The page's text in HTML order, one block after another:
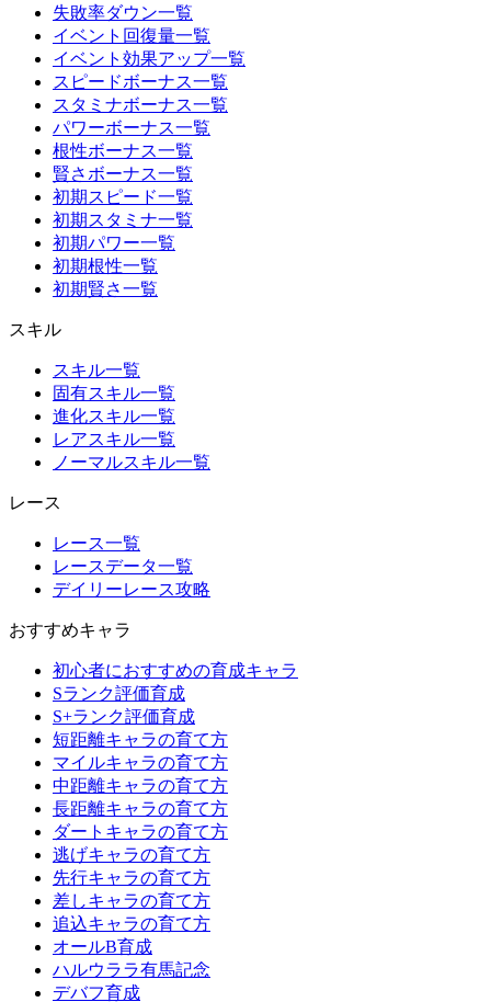
失敗率ダウン一覧
イベント回復量一覧
イベント効果アップ一覧
スピードボーナス一覧
スタミナボーナス一覧
パワーボーナス一覧
根性ボーナス一覧
賢さボーナス一覧
初期スピード一覧
初期スタミナ一覧
初期パワー一覧
初期根性一覧
初期賢さ一覧
スキル
スキル一覧
固有スキル一覧
進化スキル一覧
レアスキル一覧
ノーマルスキル一覧
レース
レース一覧
レースデータ一覧
デイリーレース攻略
おすすめキャラ
初心者におすすめの育成キャラ
Sランク評価育成
S+ランク評価育成
短距離キャラの育て方
マイルキャラの育て方
中距離キャラの育て方
長距離キャラの育て方
ダートキャラの育て方
逃げキャラの育て方
先行キャラの育て方
差しキャラの育て方
追込キャラの育て方
オールB育成
ハルウララ有馬記念
デバフ育成